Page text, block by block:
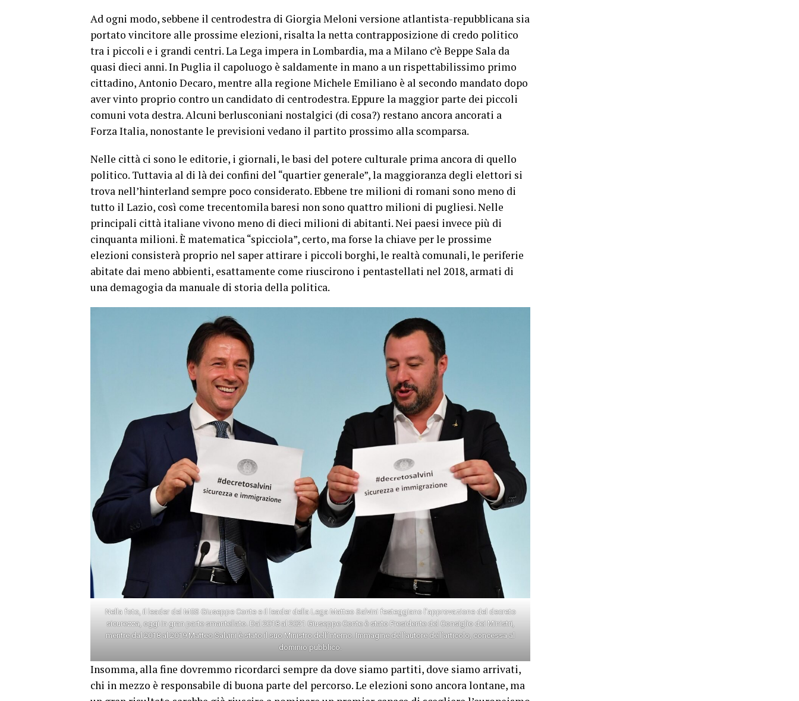
Ad ogni modo, sebbene il centrodestra di Giorgia Meloni versione atlantista-repubblicana sia
portato vincitore alle prossime elezioni, risalta la netta contrapposizione di credo politico
tra i piccoli e i grandi centri. La Lega impera in Lombardia, ma a Milano c’è Beppe Sala da
quasi dieci anni. In Puglia il capoluogo è saldamente in mano a un rispettabilissimo primo
cittadino, Antonio Decaro, mentre alla regione Michele Emiliano è al secondo mandato dopo
aver vinto proprio contro un candidato di centrodestra. Eppure la maggior parte dei piccoli
comuni vota destra. Alcuni berlusconiani nostalgici (di cosa?) restano ancora ancorati a
Forza Italia, nonostante le previsioni vedano il partito prossimo alla scomparsa.
Nelle città ci sono le editorie, i giornali, le basi del potere culturale prima ancora di quello
politico. Tuttavia al di là dei confini del “quartier generale”, la maggioranza degli elettori si
trova nell’hinterland sempre poco considerato. Ebbene tre milioni di romani sono meno di
tutto il Lazio, così come trecentomila baresi non sono quattro milioni di pugliesi. Nelle
principali città italiane vivono meno di dieci milioni di abitanti. Nei paesi invece più di
cinquanta milioni. È matematica “spicciola”, certo, ma forse la chiave per le prossime
elezioni consisterà proprio nel saper attirare i piccoli borghi, le realtà comunali, le periferie
abitate dai meno abbienti, esattamente come riuscirono i pentastellati nel 2018, armati di
una demagogia da manuale di storia della politica.
Nella foto, il leader del M5S Giuseppe Conte e il leader della Lega Matteo Salvini festeggiano l’approvazione del decreto
sicurezza, oggi in gran parte smantellato. Dal 2018 al 2021 Giuseppe Conte è stato Presidente del Consiglio dei Ministri,
mentre dal 2018 al 2019 Matteo Salvini è stato il suo Ministro dell’Interno. Immagine dell’autore dell’articolo, concessa al
dominio pubblico.
Insomma, alla fine dovremmo ricordarci sempre da dove siamo partiti, dove siamo arrivati,
chi in mezzo è responsabile di buona parte del percorso. Le elezioni sono ancora lontane, ma